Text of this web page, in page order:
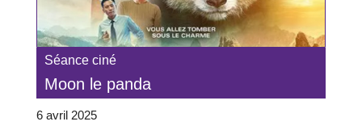
Séance ciné
Moon le panda
6 avril 2025